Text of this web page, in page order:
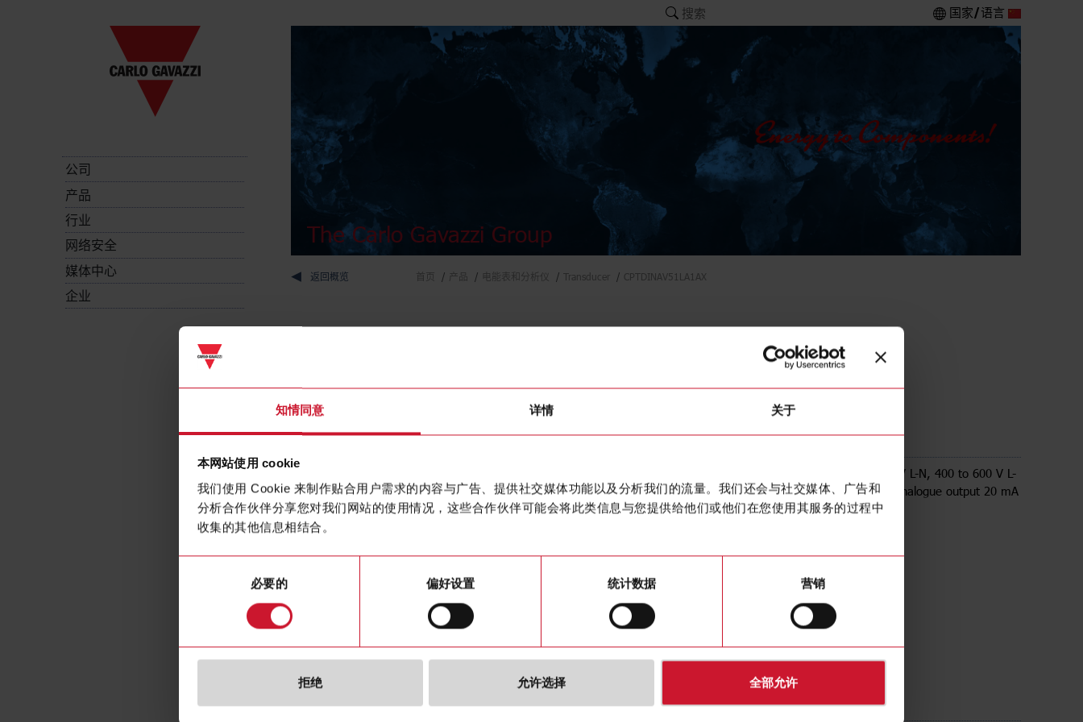
知情同意 详情 关于
本网站使用 cookie
我们使用 Cookie 来制作贴合用户需求的内容与广告、提供社交媒体功能以及分析我们的流量。我们还会与社交媒体、广告和
分析合作伙伴分享您对我们网站的使用情况，这些合作伙伴可能会将此类信息与您提供给他们或他们在您使用其服务的过程中
收集的其他信息相结合。
必要的 偏好设置 统计数据 营销
拒绝 允许选择 全部允许
公司
产品
行业
网络安全
媒体中心
企业
搜索 国家/语言
The Carlo Gavazzi Group
返回概览 首页 产品 电能表和分析仪 Transducer CPTDINAV51LA1AX
联系我们
Three phase Energy transducer, 230 to 347 V L-N, 400 to 600 V L-
L, 5 (6) A, 1 analogue output 20 mA dc, 1 analogue output 20 mA
dc
规格 下载